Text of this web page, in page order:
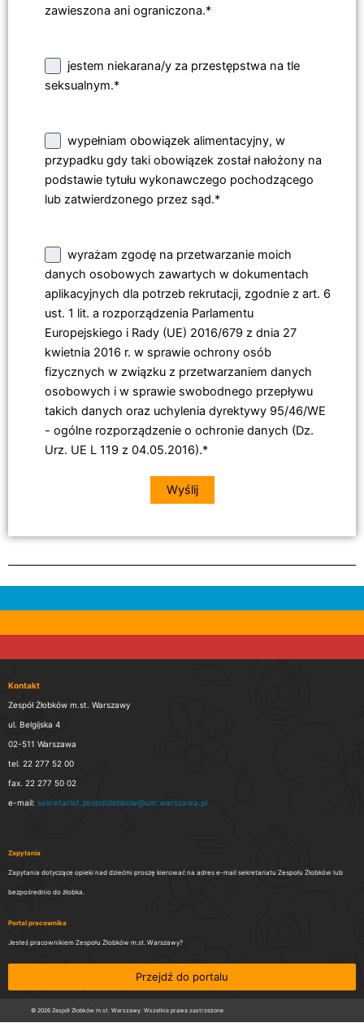
zawieszona ani ograniczona.*
jestem niekarana/y za przestępstwa na tle
seksualnym.*
wypełniam obowiązek alimentacyjny, w
przypadku gdy taki obowiązek został nałożony na
podstawie tytułu wykonawczego pochodzącego
lub zatwierdzonego przez sąd.*
wyrażam zgodę na przetwarzanie moich
danych osobowych zawartych w dokumentach
aplikacyjnych dla potrzeb rekrutacji, zgodnie z art. 6
ust. 1 lit. a rozporządzenia Parlamentu
Europejskiego i Rady (UE) 2016/679 z dnia 27
kwietnia 2016 r. w sprawie ochrony osób
fizycznych w związku z przetwarzaniem danych
osobowych i w sprawie swobodnego przepływu
takich danych oraz uchylenia dyrektywy 95/46/WE
- ogólne rozporządzenie o ochronie danych (Dz.
Urz. UE L 119 z 04.05.2016).*
Kontakt
Zespół Żłobków m.st. Warszawy
ul. Belgijska 4
02-511 Warszawa
tel. 22 277 52 00
fax. 22 277 50 02
e-mail: sekretariat.zespolzlobkow@um.warszawa.pl
Zapytania
Zapytania dotyczące opieki nad dziećmi proszę kierować na adres e-mail sekretariatu Zespołu Żłobków lub
bezpośrednio do żłobka.
Portal pracownika
Jesteś pracownikiem Zespołu Żłobków m.st. Warszawy?
Przejdź do portalu
© 2026 Zespół Żłobków m.st. Warszawy. Wszelkie prawa zastrzeżone